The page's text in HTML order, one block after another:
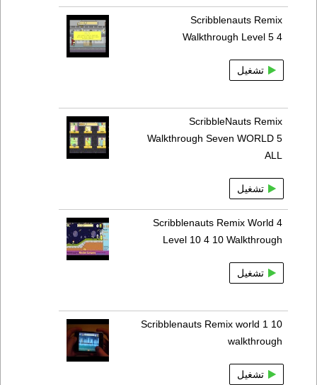
Scribblenauts Remix
Walkthrough Level 5 4
تشغيل
ScribbleNauts Remix
Walkthrough Seven WORLD 5
ALL
تشغيل
Scribblenauts Remix World 4
Level 10 4 10 Walkthrough
تشغيل
Scribblenauts Remix world 1 10
walkthrough
تشغيل